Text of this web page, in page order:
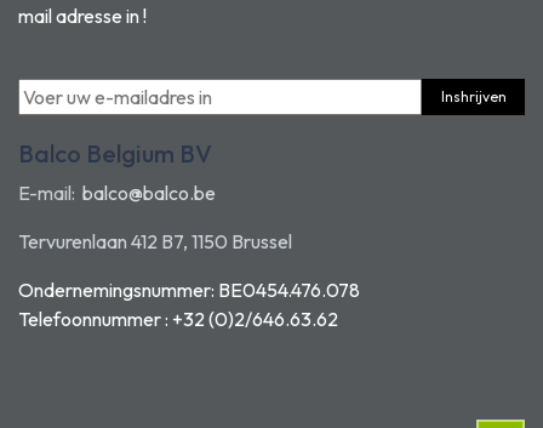
mail adresse in !
Inshrijven
Balco Belgium BV
E-mail: balco@balco.be
Tervurenlaan 412 B7, 1150 Brussel
Ondernemingsnummer: BE0454.476.078
Telefoonnummer : +32 (0)2/646.63.62